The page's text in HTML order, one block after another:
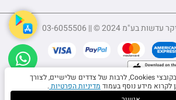
2024 © || 03-6055506
באתר שלנו נעשה שימוש בקובצי Cookies, לרבות של צדדים שלישיים, לצורך
לקרוא מידע נוסף בעמוד מדיניות הפרטיות .